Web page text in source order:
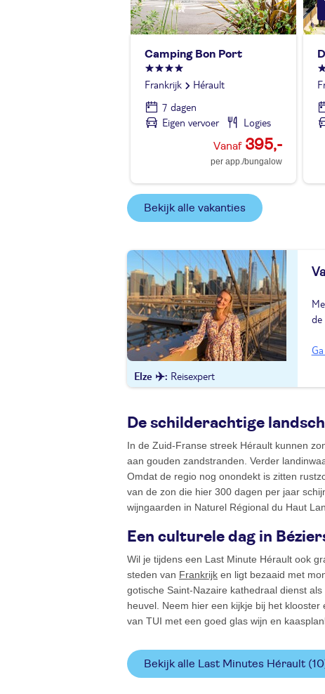
Camping Bon Port
Frankrijk
Hérault
7 dagen
Eigen vervoer
Logies
395,-
per app./bungalow
Bekijk alle vakanties
Elze ✈️ Reisexpert
de
De schilderachtige
In de Zuid-Franse streek Hérault kunnen
aan gouden zandstranden. Verder
Omdat de regio nog onondekt is zitten
van de zon die hier 300 dagen per jaar
wijngaarden in Naturel Régional du Haut
Een culturele dag in
Wil je tijdens een Last Minute Hérault ook
steden van Frankrijk en ligt bezaaid met
gotische Saint-Nazaire kathedraal dienst
heuvel. Neem hier een kijkje bij het
van TUI met een goed glas wijn en
Bekijk alle Last Minutes Hérault